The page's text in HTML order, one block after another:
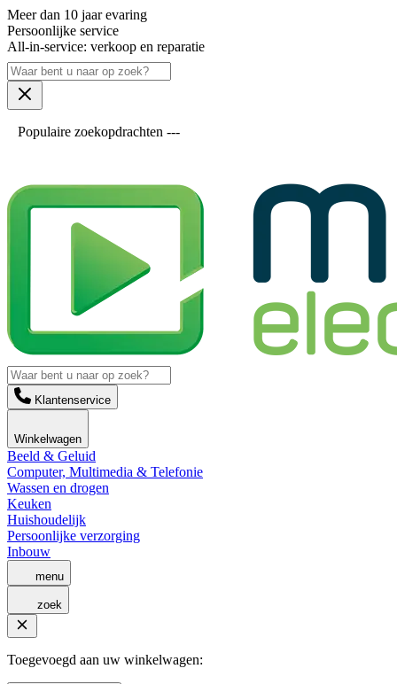
Meer dan 10 jaar evaring
Persoonlijke service
All-in-service: verkoop en reparatie
Populaire zoekopdrachten ---
Klantenservice
Winkelwagen
Beeld & Geluid
Computer, Multimedia & Telefonie
Wassen en drogen
Keuken
Huishoudelijk
Persoonlijke verzorging
Inbouw
menu
zoek
Toegevoegd aan uw winkelwagen: